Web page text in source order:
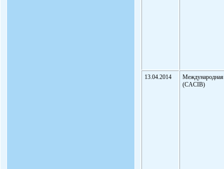
13.04.2014
Международная
(CACIB)